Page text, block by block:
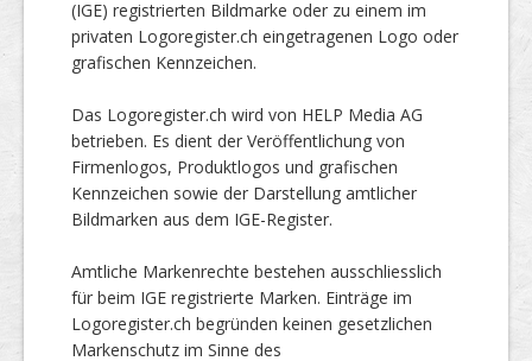
(IGE) registrierten Bildmarke oder zu einem im
privaten Logoregister.ch eingetragenen Logo oder
grafischen Kennzeichen.
Das Logoregister.ch wird von HELP Media AG
betrieben. Es dient der Veröffentlichung von
Firmenlogos, Produktlogos und grafischen
Kennzeichen sowie der Darstellung amtlicher
Bildmarken aus dem IGE-Register.
Amtliche Markenrechte bestehen ausschliesslich
für beim IGE registrierte Marken. Einträge im
Logoregister.ch begründen keinen gesetzlichen
Markenschutz im Sinne des